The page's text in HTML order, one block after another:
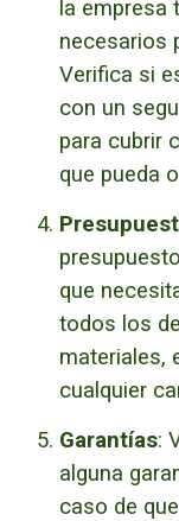
la empresa
necesarios
Verifica si
con un
para cubrir
que pueda
que
todos los
materiales,
cualquier
Garantías:
alguna
caso de